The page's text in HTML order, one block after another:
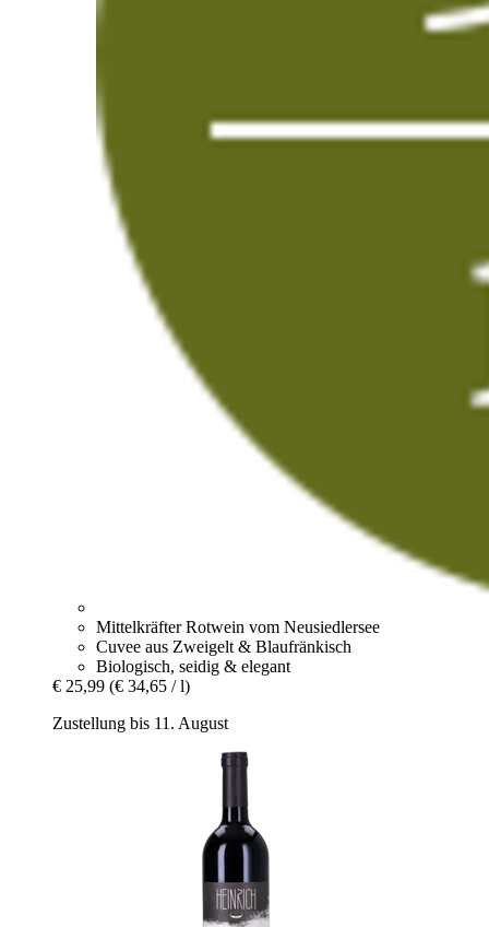
Mittelkräfter Rotwein vom Neusiedlersee
Cuvee aus Zweigelt & Blaufränkisch
Biologisch, seidig & elegant
€ 25,99 (€ 34,65 / l)
Zustellung bis 11. August